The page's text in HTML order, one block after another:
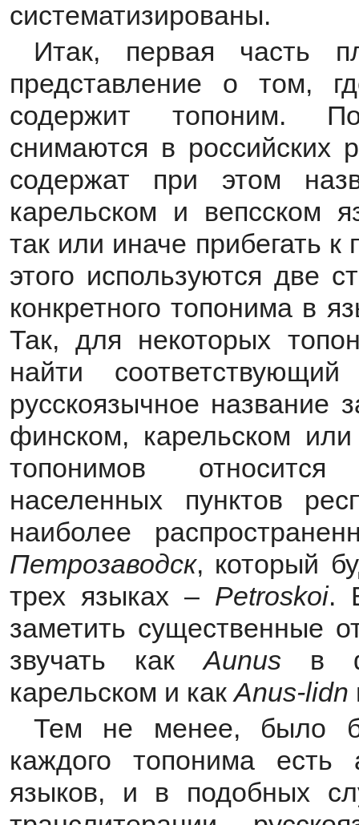
систематизированы.
Итак, первая часть
представление о том,
содержит топоним.
снимаются в российских
содержат при этом
карельском и вепсском
так или иначе прибегать
этого используются две
конкретного топонима в
Так, для некоторых
найти
русскоязычное название
финском, карельском
топонимов
населенных пунктов
наиболее
Петрозаводск, который
трех языках – Petroskoi.
заметить существенные
звучать какAunus в
карельском и какAnus-lidn
Тем не менее, было
каждого топонима есть
языков, и в подобных